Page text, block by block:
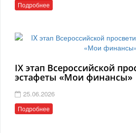
Подробнее
IX этап Всероссийской
эстафеты «Мои финансы»
25.06.2026
Подробнее